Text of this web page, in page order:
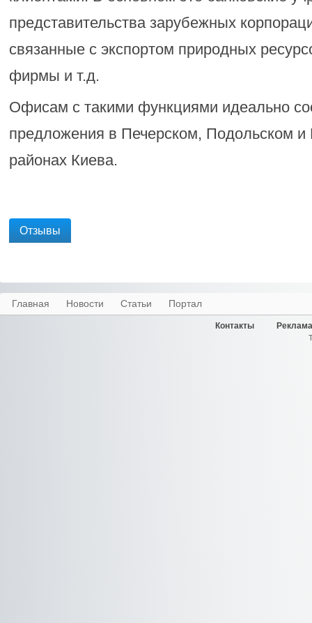
представительства зарубежных
связанные с экспортом природных
фирмы и т.д.
Офисам с такими функциями идеально
предложения в Печерском, Подольском и
районах Киева.
Отзывы
Главная Новости Статьи Портал
Контакты